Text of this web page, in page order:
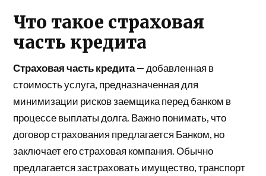
Что такое страховая
часть кредита
Страховая часть кредита— добавленная в
стоимость услуга, предназначенная для
минимизации рисков заемщика перед банком в
процессе выплаты долга. Важно понимать, что
договор страхования предлагается Банком, но
заключает его страховая компания. Обычно
предлагается застраховать имущество, транспорт